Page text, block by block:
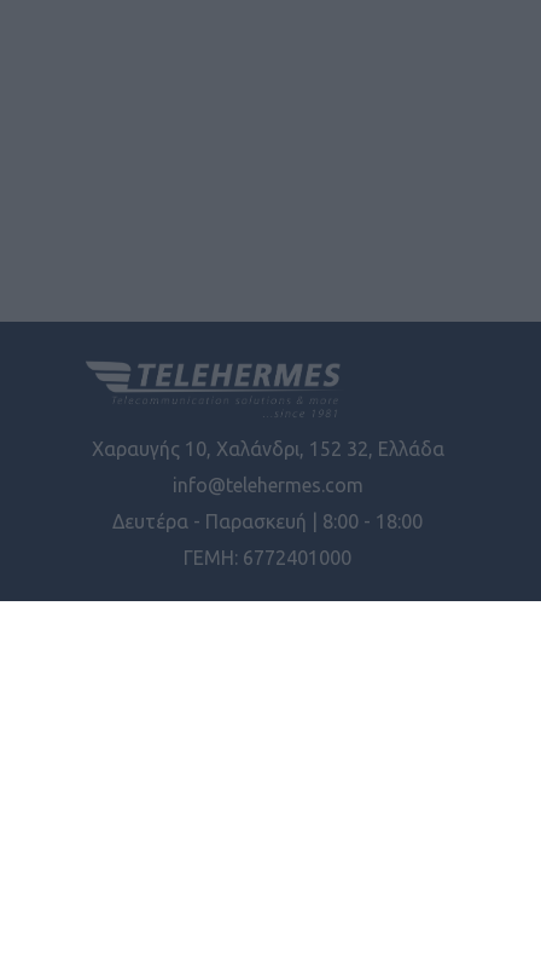
Χαραυγής 10, Χαλάνδρι, 152 32, Ελλάδα
info@telehermes.com
Δευτέρα - Παρασκευή | 8:00 - 18:00
ΓΕΜΗ: 6772401000